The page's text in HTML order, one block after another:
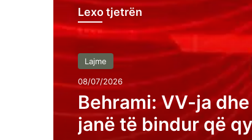
Lexo tjetrën
Lajme
08/07/2026
Behrami: VV-ja
janë të bindur që